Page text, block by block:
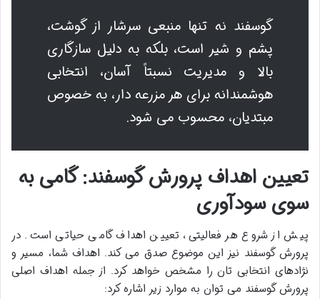
گوسفند نه تنها منبعی سرشار از گوشت،
پشم و شیر است، بلکه به دلیل سازگاری
بالا و مدیریت نسبتاً آسان، انتخابی
هوشمندانه برای هر مزرعه دار، به خصوص
مبتدیان، محسوب می شود.
تعیین اهداف پرورش گوسفند: گامی به
سوی سودآوری
پیش از شروع هر فعالیتی، تعیین اهداف گامی حیاتی است. در
پرورش گوسفند نیز این موضوع صدق می کند. اهداف شما، مسیر و
نژادهای انتخابی تان را مشخص خواهد کرد. از جمله اهداف اصلی
پرورش گوسفند می توان به موارد زیر اشاره کرد: